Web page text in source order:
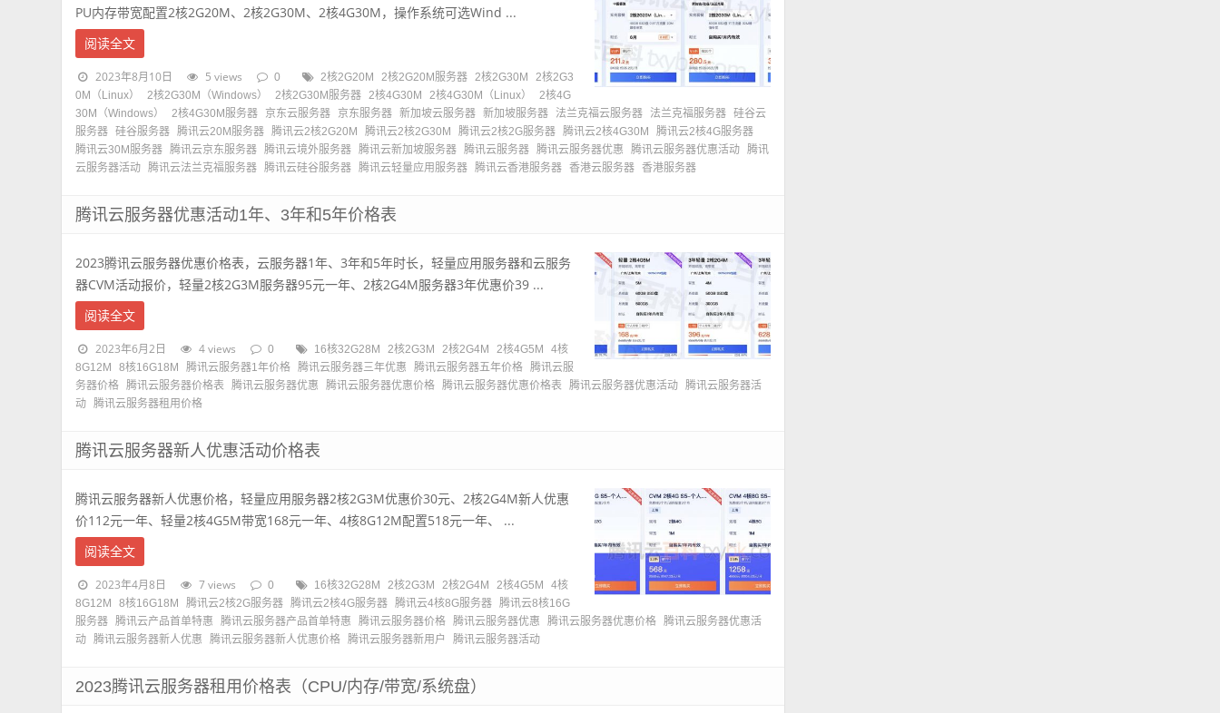
PU内存带宽配置2核2G20M、2核2G30M、2核4G30M，操作系统可选Wind ...
阅读全文
2023年8月10日 5 views 0 2核2G20M 2核2G20M服务器 2核2G30M
2核2G3
0M（Linux）
2核2G30M（Windows） 2核2G30M服务器 2核4G30M 2核4G30M（Linux）
2核4G
30M（Windows）
2核4G30M服务器 京东云服务器 京东服务器 新加坡云服务器 新加坡服务器 法兰克福云服务器 法兰克福服务器 硅谷云
服务器 硅谷服务器 腾讯云20M服务器 腾讯云2核2G20M 腾讯云2核2G30M 腾讯云2核2G服务器 腾讯云2核4G30M
腾讯云2核4G服务器
腾讯云30M服务器 腾讯云京东服务器 腾讯云境外服务器 腾讯云新加坡服务器 腾讯云服务器 腾讯云服务器优惠 腾讯云服务器优惠活动 腾讯
云服务器活动 腾讯云法兰克福服务器 腾讯云硅谷服务器 腾讯云轻量应用服务器 腾讯云香港服务器 香港云服务器 香港服务器
腾讯云服务器优惠活动1年、3年和5年价格表
2023腾讯云服务器优惠价格表，云服务器1年、3年和5年时长，轻量应用服务器和云服务
器CVM活动报价，轻量2核2G3M服务器95元一年、2核2G4M服务器3年优惠价39 ...
阅读全文
2023年6月2日 4 views 0 16核32G28M 2核2G3M 2核2G4M 2核4G5M
4核
8G12M
8核16G18M 腾讯云服务器1年价格 腾讯云服务器三年优惠 腾讯云服务器五年价格 腾讯云服
务器价格 腾讯云服务器价格表 腾讯云服务器优惠 腾讯云服务器优惠价格 腾讯云服务器优惠价格表 腾讯云服务器优惠活动 腾讯云服务器活
动 腾讯云服务器租用价格
腾讯云服务器新人优惠活动价格表
腾讯云服务器新人优惠价格，轻量应用服务器2核2G3M优惠价30元、2核2G4M新人优惠
价112元一年、轻量2核4G5M带宽168元一年、4核8G12M配置518元一年、 ...
阅读全文
2023年4月8日 7 views 0 16核32G28M 2核2G3M 2核2G4M 2核4G5M
4核
8G12M
8核16G18M 腾讯云2核2G服务器 腾讯云2核4G服务器 腾讯云4核8G服务器 腾讯云8核16G
服务器 腾讯云产品首单特惠 腾讯云服务器产品首单特惠 腾讯云服务器价格 腾讯云服务器优惠 腾讯云服务器优惠价格 腾讯云服务器优惠活
动 腾讯云服务器新人优惠 腾讯云服务器新人优惠价格 腾讯云服务器新用户 腾讯云服务器活动
2023腾讯云服务器租用价格表（CPU/内存/带宽/系统盘）